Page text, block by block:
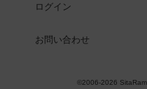
ログイン
お問い合わせ
©2006-2026